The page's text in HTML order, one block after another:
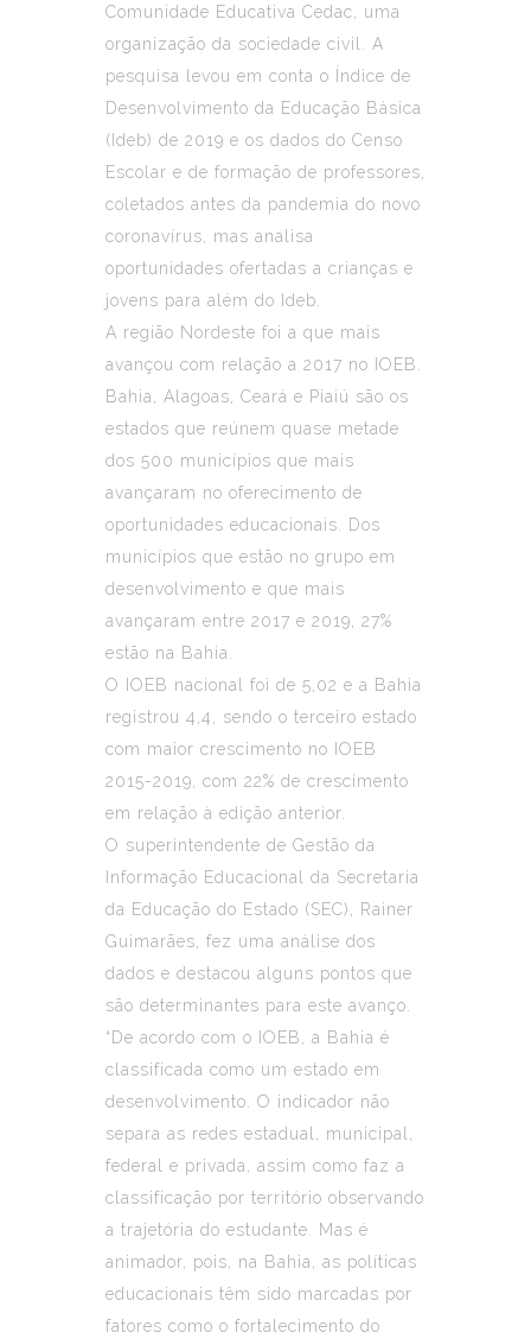
Comunidade Educativa Cedac, uma
organização da sociedade civil. A
pesquisa levou em conta o Índice de
Desenvolvimento da Educação Básica
(Ideb) de 2019 e os dados do Censo
Escolar e de formação de professores,
coletados antes da pandemia do novo
coronavírus, mas analisa
oportunidades ofertadas a crianças e
jovens para além do Ideb.
A região Nordeste foi a que mais
avançou com relação a 2017 no IOEB.
Bahia, Alagoas, Ceará e Piaiú são os
estados que reúnem quase metade
dos 500 municípios que mais
avançaram no oferecimento de
oportunidades educacionais. Dos
municípios que estão no grupo em
desenvolvimento e que mais
avançaram entre 2017 e 2019, 27%
estão na Bahia.
O IOEB nacional foi de 5,02 e a Bahia
registrou 4,4, sendo o terceiro estado
com maior crescimento no IOEB
2015-2019, com 22% de crescimento
em relação à edição anterior.
O superintendente de Gestão da
Informação Educacional da Secretaria
da Educação do Estado (SEC), Rainer
Guimarães, fez uma análise dos
dados e destacou alguns pontos que
são determinantes para este avanço.
“De acordo com o IOEB, a Bahia é
classificada como um estado em
desenvolvimento. O indicador não
separa as redes estadual, municipal,
federal e privada, assim como faz a
classificação por território observando
a trajetória do estudante. Mas é
animador, pois, na Bahia, as políticas
educacionais têm sido marcadas por
fatores como o fortalecimento do